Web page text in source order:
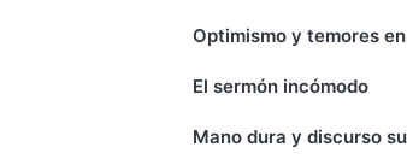
Optimismo y temores
El sermón incómodo
Mano dura y discurso